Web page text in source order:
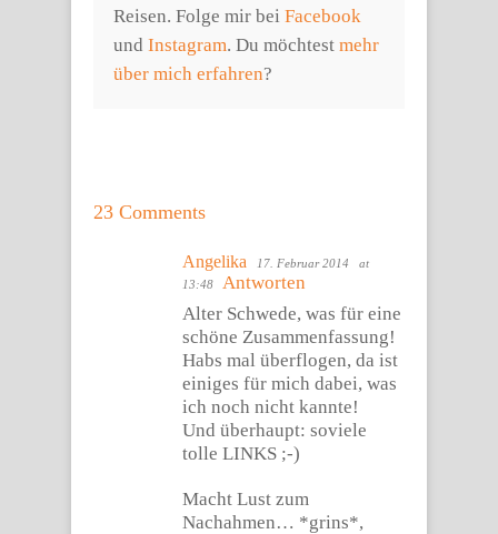
Reisen. Folge mir bei Facebook
und Instagram. Du möchtest mehr
über mich erfahren?
23 Comments
Angelika 17. Februar 2014
at
13:48
Antworten
Alter Schwede, was für eine
schöne Zusammenfassung!
Habs mal überflogen, da ist
einiges für mich dabei, was
ich noch nicht kannte!
Und überhaupt: soviele
tolle LINKS ;-)
Macht Lust zum
Nachahmen… *grins*,